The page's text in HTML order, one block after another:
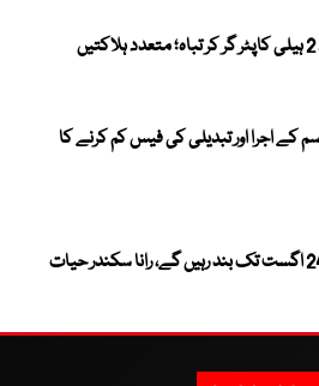
کے اجرا اور تبدیلی کی فیس کم کرنے کا